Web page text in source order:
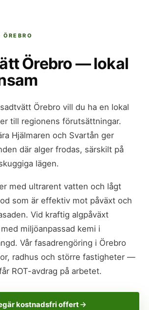
Örebro — lokal
Örebro vill du ha en lokal
till regionens förutsättningar.
Hjälmaren och Svartån ger
där alger frodas, särskilt på
lägen.
med ultrarent vatten och lågt
som är effektiv mot påväxt och
Vid kraftig algpåväxt
miljöanpassad kemi i
Vår fasadrengöring i Örebro
radhus och större fastigheter —
ROT-avdrag på arbetet.
kostnadsfri offert